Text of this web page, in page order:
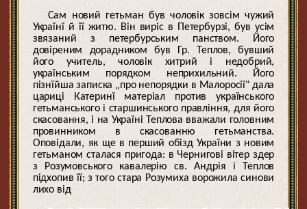
Сам новий гетьман був чоловік зовсім чужий
Українї й її житю. Він виріс в Петербурзі, був усім
звязаний з петербурським панством. Його
довіреним дорадником був Гр. Теплов, бувший
його учитель, чоловік хитрий і недобрий,
українським порядком неприхильний. Його
пізнїйша записка „про непорядки в Малоросії" дала
цариці Катеринї матеріал против українського
гетьманського і старшинського правління, для його
скасовання, і на Україні Теплова вважали головним
провинником в скасованню гетьманства.
Оповідали, як ще в перший обізд України з новим
гетьманом сталася пригода: в Чернигові вітер здер
з Розумовського кавалерію св. Андрія і Теплов
підхопив її; з того стара Розумиха ворожила синови
лихо від